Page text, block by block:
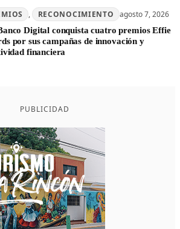
, RECONOCIMIENTO agosto 7, 2026
Digital conquista cuatro premios Effie
por sus campañas de innovación y
financiera
PUBLICIDAD